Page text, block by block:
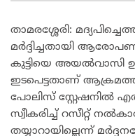
താമരശ്ശേരി:
മര്‍ദ്ദിച്ചതായി
കുട്ടിയെ അയല്‍വാസി
ഇടപെട്ടതാണ്
പോലിസ് സ്റ്റേഷനില്‍
സ്വീകരിച്ച് റസീറ്റ്
തയ്യാറായില്ലെന്ന്